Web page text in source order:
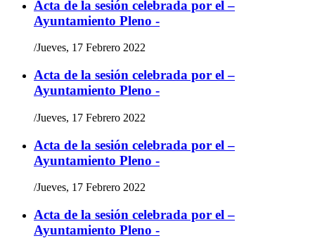
Acta de la sesión celebrada por el –
Ayuntamiento Pleno -
/Jueves, 17 Febrero 2022
Acta de la sesión celebrada por el –
Ayuntamiento Pleno -
/Jueves, 17 Febrero 2022
Acta de la sesión celebrada por el –
Ayuntamiento Pleno -
/Jueves, 17 Febrero 2022
Acta de la sesión celebrada por el –
Ayuntamiento Pleno -